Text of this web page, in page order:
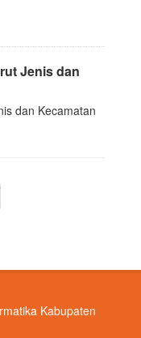
Jenis dan
dan Kecamatan
Kabupaten